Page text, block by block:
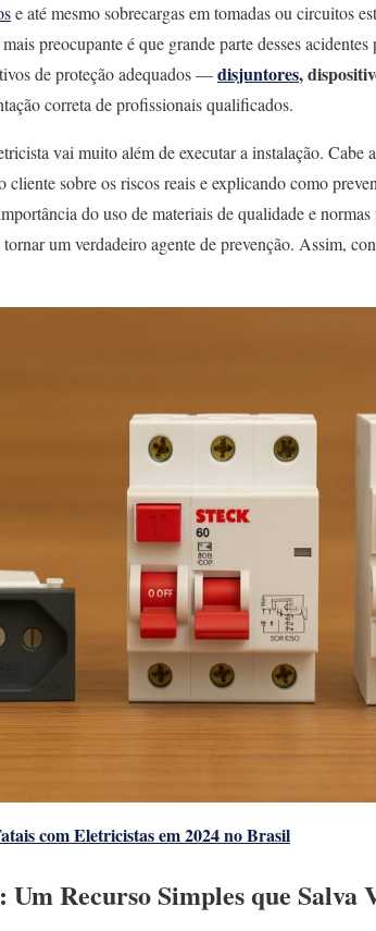
e até mesmo sobrecargas em tomadas ou circuitos
preocupante é que grande parte desses
de proteção adequados —disjuntores,
correta de profissionais qualificados.
vai muito além de executar a instalação. Cabe
cliente sobre os riscos reais e explicando como
do uso de materiais de qualidade e
um verdadeiro agente de prevenção. Assim,
com Eletricistas em 2024 no Brasil
Um Recurso Simples que Salva